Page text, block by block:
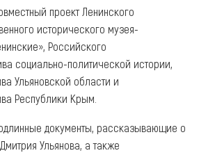
проект Ленинского
исторического музея-
Российского
социально-политической истории,
Ульяновской области и
Республики Крым.
документы, рассказывающие о
Ульянова, а также